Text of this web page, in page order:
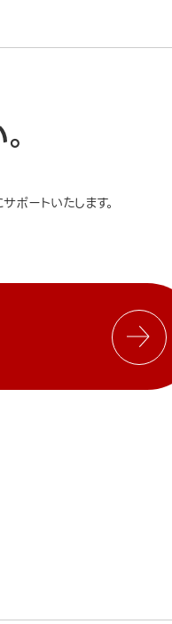
ポートいたします。